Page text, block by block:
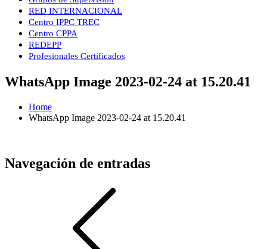
RED INTERNACIONAL
Centro IPPC TREC
Centro CPPA
REDEPP
Profesionales Certificados
WhatsApp Image 2023-02-24 at 15.20.41
Home
WhatsApp Image 2023-02-24 at 15.20.41
Navegación de entradas